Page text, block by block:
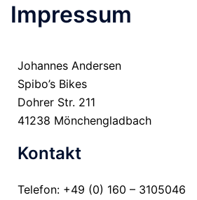
Impressum
Johannes Andersen
Spibo’s Bikes
Dohrer Str. 211
41238 Mönchengladbach
Kontakt
Telefon: +49 (0) 160 – 3105046